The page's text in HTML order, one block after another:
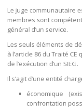
Le juge communautaire
membres sont
général d’un service.
Les seuls éléments de
à l’article 86 du Traité
de l’exécution d’un SIEG.
Il s’agit d’une entité
économique
confrontation